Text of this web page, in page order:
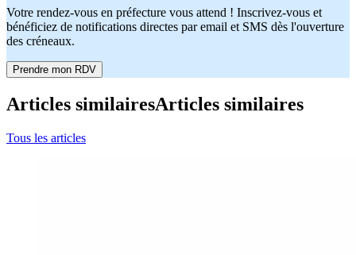
Votre rendez-vous en préfecture vous attend ! Inscrivez-vous et
bénéficiez de notifications directes par email et SMS dès l'ouverture
des créneaux.
Prendre mon RDV
Articles similairesArticles similaires
Tous les articles